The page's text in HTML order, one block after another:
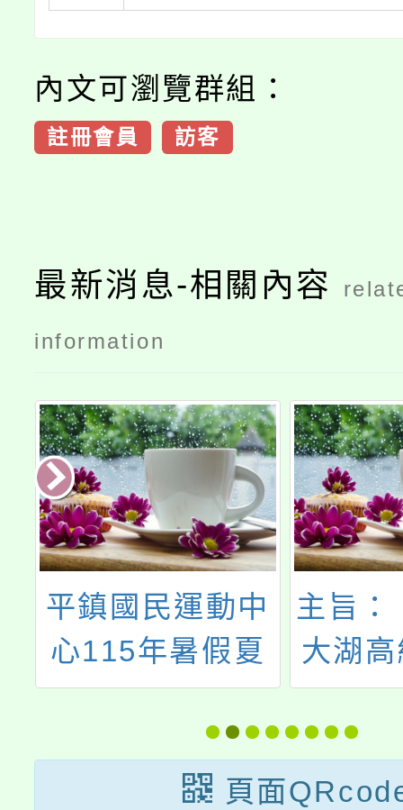
內文可瀏覽群組：
註冊會員 訪客
最新消息-相關內容
information
平鎮國民運動中
心115年暑假夏
令營運動休閒課
主旨：
大湖
業學
年度
育部
頁面